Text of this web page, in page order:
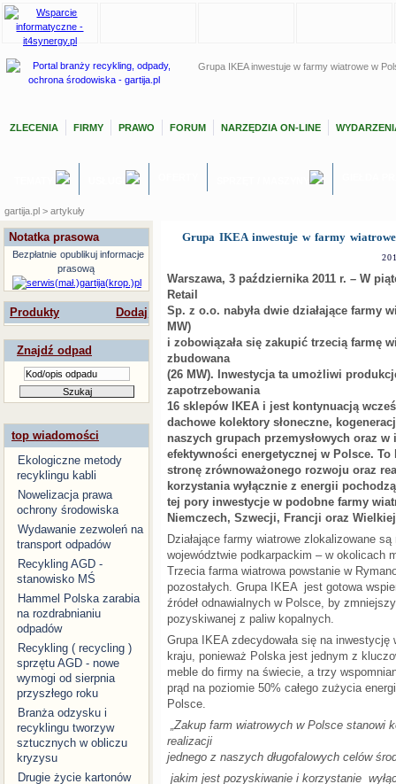
Grupa IKEA inwestuje w farmy wiatrowe w
ZLECENIA FIRMY PRAWO FORUM NARZĘDZIA ON-LINE
gartija.pl > artykuły
Notatka prasowa
Bezpłatnie opublikuj informacje
prasową
Produkty Dodaj
Znajdź odpad
top wiadomości
Ekologiczne metody
recyklingu kabli
Nowelizacja prawa
ochrony środowiska
Wydawanie zezwoleń na
transport odpadów
Recykling AGD -
stanowisko MŚ
Hammel Polska zarabia
na rozdrabnianiu
odpadów
Recykling ( recycling )
sprzętu AGD - nowe
wymogi od sierpnia
przyszłego roku
Branża odzysku i
recyklingu tworzyw
sztucznych w obliczu
kryzysu
Drugie życie kartonów
Grupa IKEA inwestuje w farmy
Warszawa, 3 października 2011 r. – W
Retail
Sp. z o.o. nabyła dwie działające farmy
MW)
i zobowiązała się zakupić trzecią farmę
zbudowana
(26 MW). Inwestycja ta umożliwi
zapotrzebowania
16 sklepów IKEA i jest kontynuacją
dachowe kolektory słoneczne,
naszych grupach przemysłowych oraz
efektywności energetycznej w Polsce.
stronę zrównoważonego rozwoju oraz
korzystania wyłącznie z energii
tej pory inwestycje w podobne farmy
Niemczech, Szwecji, Francji oraz
Działające farmy wiatrowe zlokalizowane są
województwie podkarpackim – w okolicach
Trzecia farma wiatrowa powstanie w
pozostałych. Grupa IKEA jest gotowa
źródeł odnawialnych w Polsce, by
pozyskiwanej z paliw kopalnych.
Grupa IKEA zdecydowała się na
kraju, ponieważ Polska jest jednym z
meble do firmy na świecie, a trzy
prąd na poziomie 50% całego zużycia
Polsce.
„Zakup farm wiatrowych w Polsce stanowi
realizacji
jednego z naszych długofalowych celów
jakim jest pozyskiwanie i korzystanie